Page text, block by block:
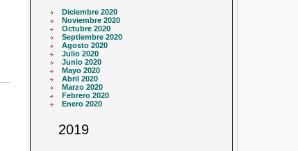
Diciembre 2020
Noviembre 2020
Octubre 2020
Septiembre 2020
Agosto 2020
Julio 2020
Junio 2020
Mayo 2020
Abril 2020
Marzo 2020
Febrero 2020
Enero 2020
2019